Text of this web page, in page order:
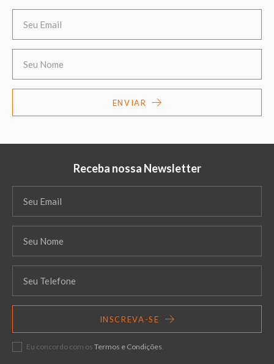
ENVIAR
Receba nossa Newsletter
INSCREVA-SE
Eu concordo com os Termos e Condições.